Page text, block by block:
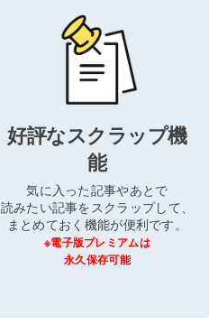
好評なスクラップ機
能
気に入った記事やあとで
読みたい記事をスクラップして、
まとめておく機能が便利です。
※電子版プレミアムは
永久保存可能